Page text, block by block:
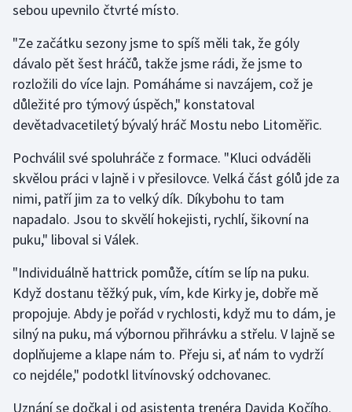
Parasport
Plavání
Plážový volejbal
Ragby
Rychlobruslení
Rychlostní kanoistika
Short track
Sportovní střelba
Stolní tenis
Triatlon
sebou upevnilo čtvrté místo.
"Ze začátku sezony jsme to spíš měli tak, že góly
dávalo pět šest hráčů, takže jsme rádi, že jsme to
rozložili do více lajn. Pomáháme si navzájem, což je
důležité pro týmový úspěch," konstatoval
devětadvacetiletý bývalý hráč Mostu nebo Litoměřic.
Pochválil své spoluhráče z formace. "Kluci odváděli
skvělou práci v lajně i v přesilovce. Velká část gólů jde za
nimi, patří jim za to velký dík. Díkybohu to tam
napadalo. Jsou to skvělí hokejisti, rychlí, šikovní na
puku," liboval si Válek.
"Individuálně hattrick pomůže, cítím se líp na puku.
Když dostanu těžký puk, vím, kde Kirky je, dobře mě
propojuje. Abdy je pořád v rychlosti, když mu to dám, je
silný na puku, má výbornou přihrávku a střelu. V lajně se
doplňujeme a klape nám to. Přeju si, ať nám to vydrží
co nejdéle," podotkl litvínovský odchovanec.
Uznání se dočkal i od asistenta trenéra Davida Kočího.